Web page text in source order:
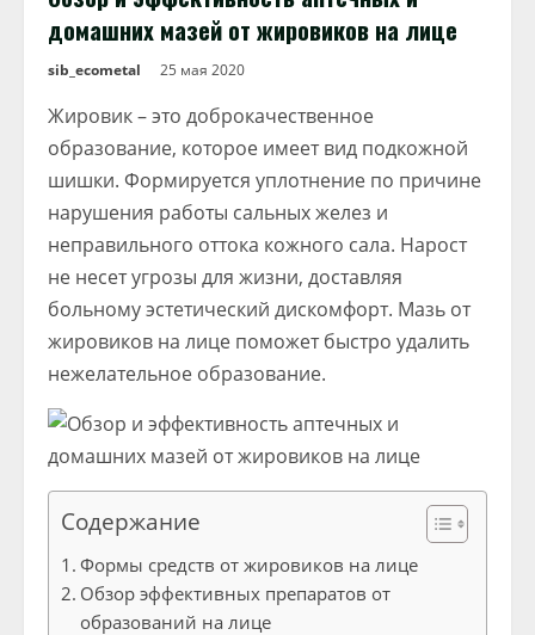
домашних мазей от жировиков на лице
sib_ecometal 25 мая 2020
Жировик – это доброкачественное
образование, которое имеет вид подкожной
шишки. Формируется уплотнение по причине
нарушения работы сальных желез и
неправильного оттока кожного сала. Нарост
не несет угрозы для жизни, доставляя
больному эстетический дискомфорт. Мазь от
жировиков на лице поможет быстро удалить
нежелательное образование.
Содержание
Формы средств от жировиков на лице
Обзор эффективных препаратов от
образований на лице